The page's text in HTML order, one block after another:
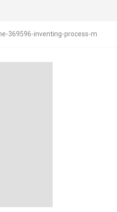
369596-inventing-process-m